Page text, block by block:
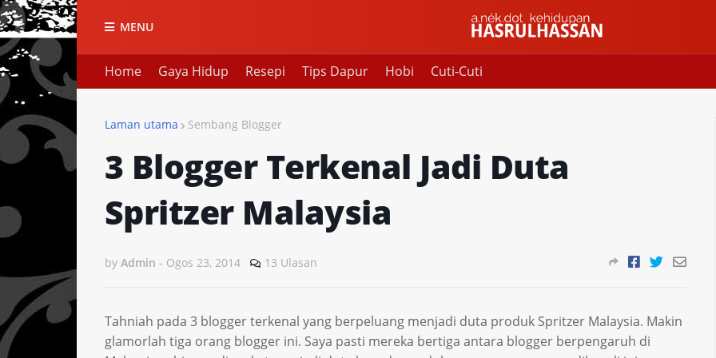
MENU
Home Gaya Hidup Resepi Tips Dapur Hobi Cuti-Cuti
Laman utama Sembang Blogger
3 Blogger Terkenal Jadi Duta
Spritzer Malaysia
by Admin - Ogos 23, 2014 13 Ulasan
Tahniah pada 3 blogger terkenal yang berpeluang menjadi duta produk Spritzer Malaysia. Makin
glamorlah tiga orang blogger ini. Saya pasti mereka bertiga antara blogger berpengaruh di